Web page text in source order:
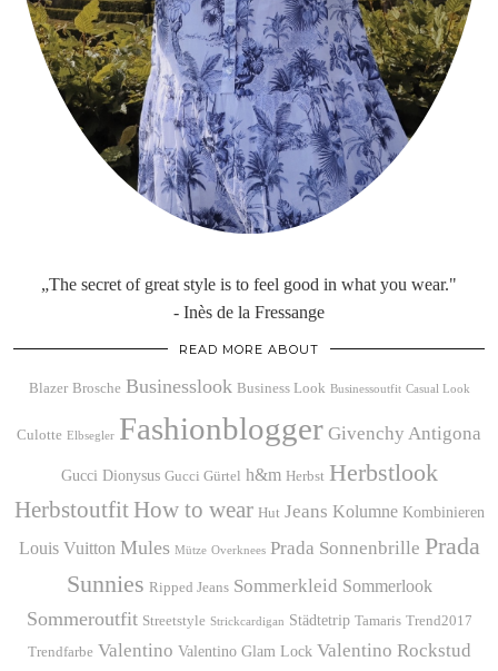
„The secret of great style is to feel good in what you wear."
- Inès de la Fressange
READ MORE ABOUT
Blazer Brosche Businesslook Business Look Businessoutfit Casual Look
Culotte Elbsegler Fashionblogger Givenchy Antigona
Gucci Dionysus Gucci Gürtel h&m Herbst Herbstlook
Herbstoutfit How to wear Hut Jeans Kolumne Kombinieren
Louis Vuitton Mules Mütze Overknees Prada Sonnenbrille Prada
Sunnies Ripped Jeans Sommerkleid Sommerlook
Sommeroutfit Streetstyle Strickcardigan Städtetrip Tamaris Trend2017
Trendfarbe Valentino Valentino Glam Lock Valentino Rockstud